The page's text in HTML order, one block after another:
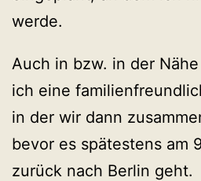
werde.
Auch in bzw. in der
ich eine
in der wir dann
bevor es spätestens am
zurück nach Berlin geht.